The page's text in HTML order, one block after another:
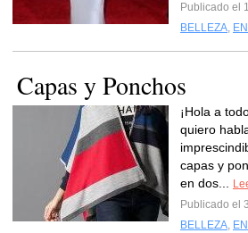
Publicado el
BELLEZA,
Capas y Ponchos
¡Hola a
quiero
capas y
en dos...
Publicado el
BELLEZA,